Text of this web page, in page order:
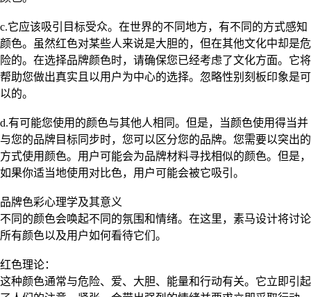
c.它应该吸引目标受众。在世界的不同地方，有不同的方式感知
颜色。虽然红色对某些人来说是大胆的，但在其他文化中却是危
险的。在选择品牌颜色时，请确保您已经考虑了文化方面。它将
帮助您做出真实且以用户为中心的选择。忽略性别刻板印象是可
以的。
d.有可能您使用的颜色与其他人相同。但是，当颜色使用得当并
与您的品牌目标同步时，您可以区分您的品牌。您需要以突出的
方式使用颜色。用户可能会为品牌材料寻找相似的颜色。但是，
如果你适当地使用对比色，用户可能会被它吸引。
品牌色彩心理学及其意义
不同的颜色会唤起不同的氛围和情绪。在这里，素马设计将讨论
所有颜色以及用户如何看待它们。
红色理论：
这种颜色通常与危险、爱、大胆、能量和行动有关。它立即引起